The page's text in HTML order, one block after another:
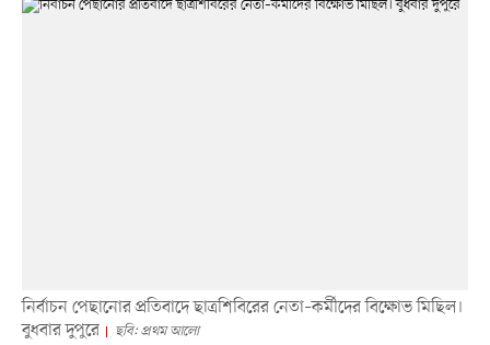
নির্বাচন পেছানোর প্রতিবাদে ছাত্রশিবিরের নেতা–কর্মীদের বিক্ষোভ মিছিল।
বুধবার দুপুরে
ছবি: প্রথম আলো